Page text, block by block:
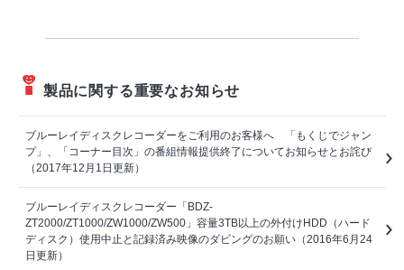
製品に関する重要なお知らせ
ブルーレイディスクレコーダーをご利用のお客様へ 「もくじでジャン
プ」、「コーナー目次」の番組情報提供終了についてお知らせとお詫び
（2017年12月1日更新）
ブルーレイディスクレコーダー「BDZ-
ZT2000/ZT1000/ZW1000/ZW500」容量3TB以上の外付けHDD（ハード
ディスク）使用中止と記録済み映像のダビングのお願い（2016年6月24
日更新）